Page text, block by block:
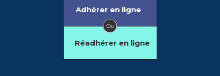
Adhérer en ligne
Ou
Réadhérer en ligne